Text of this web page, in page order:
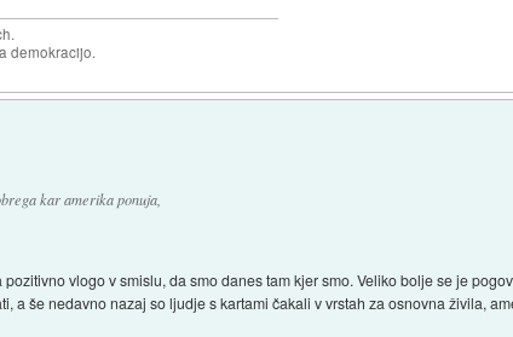
demokracijo.
kar amerika ponuja,
vlogo v smislu, da smo danes tam kjer smo. Veliko bolje se je
a še nedavno nazaj so ljudje s kartami čakali v vrstah za osnovna živila,